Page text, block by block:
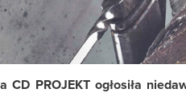
CD PROJEKT ogłosiła